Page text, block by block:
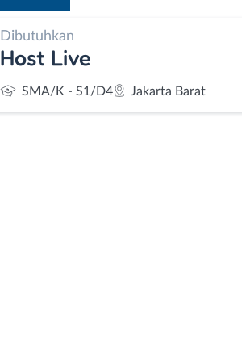
Dibutuhkan
Host Live
SMA/K - S1/D4 Jakarta Barat